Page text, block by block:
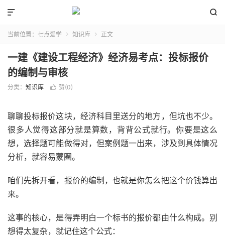


当前位置： 七点爱学  知识库  正文
一建《建设工程经济》经济易考点：投标报价
的编制与审核
分类： 知识库  赞(0)
聊聊投标报价这块，经济科目里送分的地方，但坑也不少。
很多人觉得这部分就是算数，背背公式就行。你要是这么
想，选择题可能做得对，但案例题一出来，涉及到具体情况
分析，就容易蒙圈。
咱们先拆开看，报价的编制，也就是你怎么把这个价钱算出
来。
这事的核心，是得弄明白一个标书的报价都由什么构成。别
想得太复杂，就记住这个公式：